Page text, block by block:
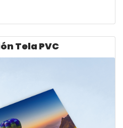
Tela PVC
PVC